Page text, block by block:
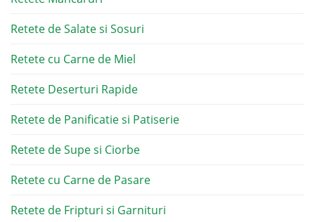
Retete de Salate si Sosuri
Retete cu Carne de Miel
Retete Deserturi Rapide
Retete de Panificatie si Patiserie
Retete de Supe si Ciorbe
Retete cu Carne de Pasare
Retete de Fripturi si Garnituri